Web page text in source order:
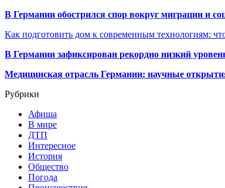
В Германии обострился спор вокруг миграции и
Как подготовить дом к современным технологиям:
В Германии зафиксирован рекордно низкий
Медицинская отрасль Германии: научные
Рубрики
Афиша
В мире
ДТП
Интересное
История
Общество
Погода